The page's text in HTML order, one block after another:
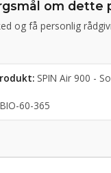
om dette
og få personlig
SPIN Air 900 -
BIO-60-365